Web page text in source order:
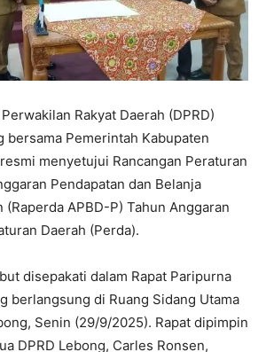
Rakyat Daerah (DPRD)
bersama Pemerintah Kabupaten
menyetujui Rancangan Peraturan
Pendapatan dan Belanja
(Raperda APBD-P) Tahun Anggaran
Daerah (Perda).
disepakati dalam Rapat Paripurna
berlangsung di Ruang Sidang Utama
Senin (29/9/2025). Rapat dipimpin
DPRD Lebong, Carles Ronsen,